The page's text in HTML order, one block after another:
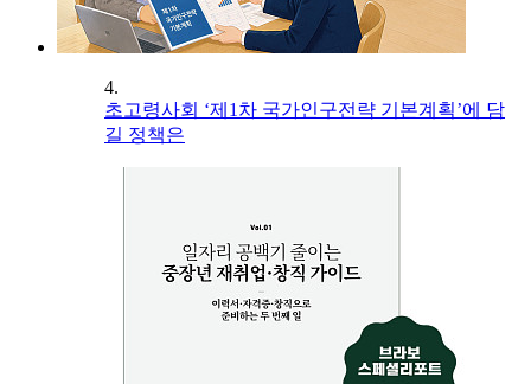
4.
초고령사회 ‘제1차 국가인구전략 기본계획’에 담
길 정책은